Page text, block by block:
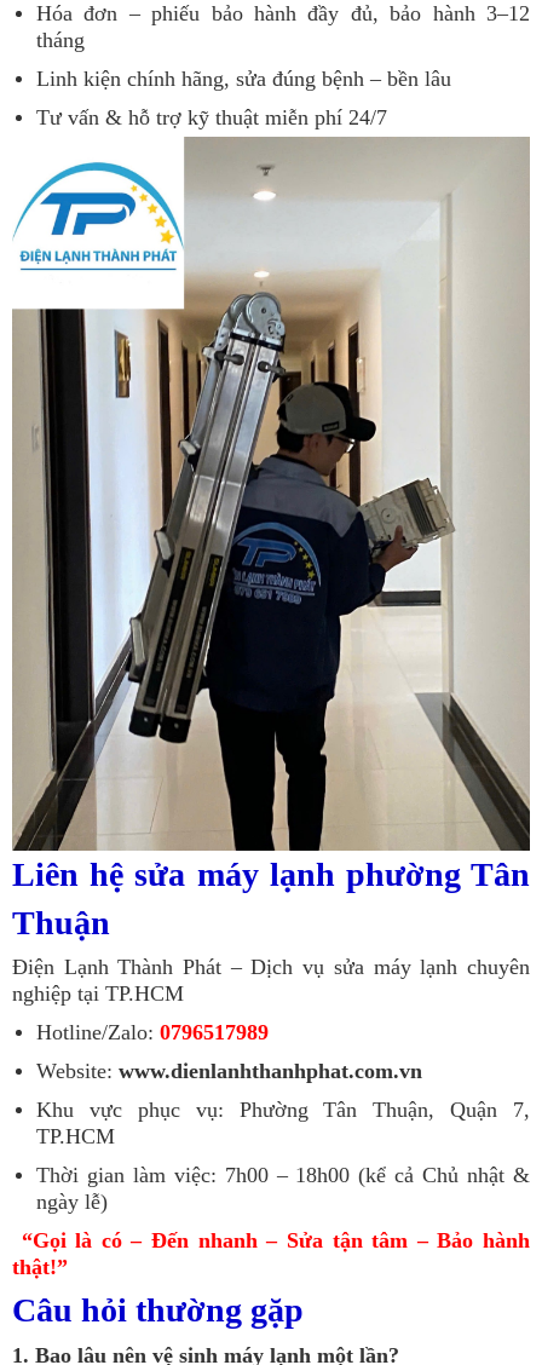
Hóa đơn – phiếu bảo hành đầy đủ, bảo hành 3–12
tháng
Linh kiện chính hãng, sửa đúng bệnh – bền lâu
Tư vấn & hỗ trợ kỹ thuật miễn phí 24/7
Liên hệ sửa máy lạnh phường Tân
Thuận
Điện Lạnh Thành Phát – Dịch vụ sửa máy lạnh chuyên
nghiệp tại TP.HCM
Hotline/Zalo: 0796517989
Website: www.dienlanhthanhphat.com.vn
Khu vực phục vụ: Phường Tân Thuận, Quận 7,
TP.HCM
Thời gian làm việc: 7h00 – 18h00 (kể cả Chủ nhật &
ngày lễ)
“Gọi là có – Đến nhanh – Sửa tận tâm – Bảo hành
thật!”
Câu hỏi thường gặp
1. Bao lâu nên vệ sinh máy lạnh một lần?